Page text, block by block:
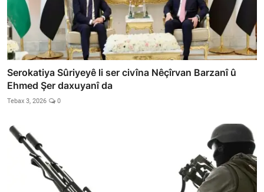
Serokatiya Sûriyeyê li ser civîna Nêçîrvan Barzanî û
Ehmed Şer daxuyanî da
Tebax 3, 2026 0